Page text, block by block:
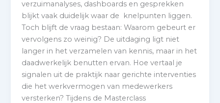
verzuimanalyses, dashboards en gesprekken
blijkt vaak duidelijk waar de knelpunten liggen.
Toch blijft de vraag bestaan: Waarom gebeurt er
vervolgens zo weinig? De uitdaging ligt niet
langer in het verzamelen van kennis, maar in het
daadwerkelijk benutten ervan. Hoe vertaal je
signalen uit de praktijk naar gerichte interventies
die het werkvermogen van medewerkers
versterken? Tijdens de Masterclass